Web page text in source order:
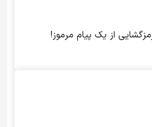
از یک پیام مرموز!